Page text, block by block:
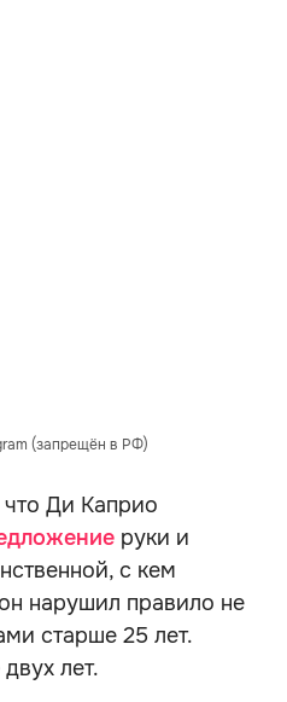
(запрещён в РФ)
что Ди Каприо
руки и
с кем
нарушил правило не
старше 25 лет.
лет.